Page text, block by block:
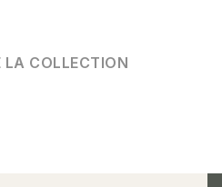
LA COLLECTION